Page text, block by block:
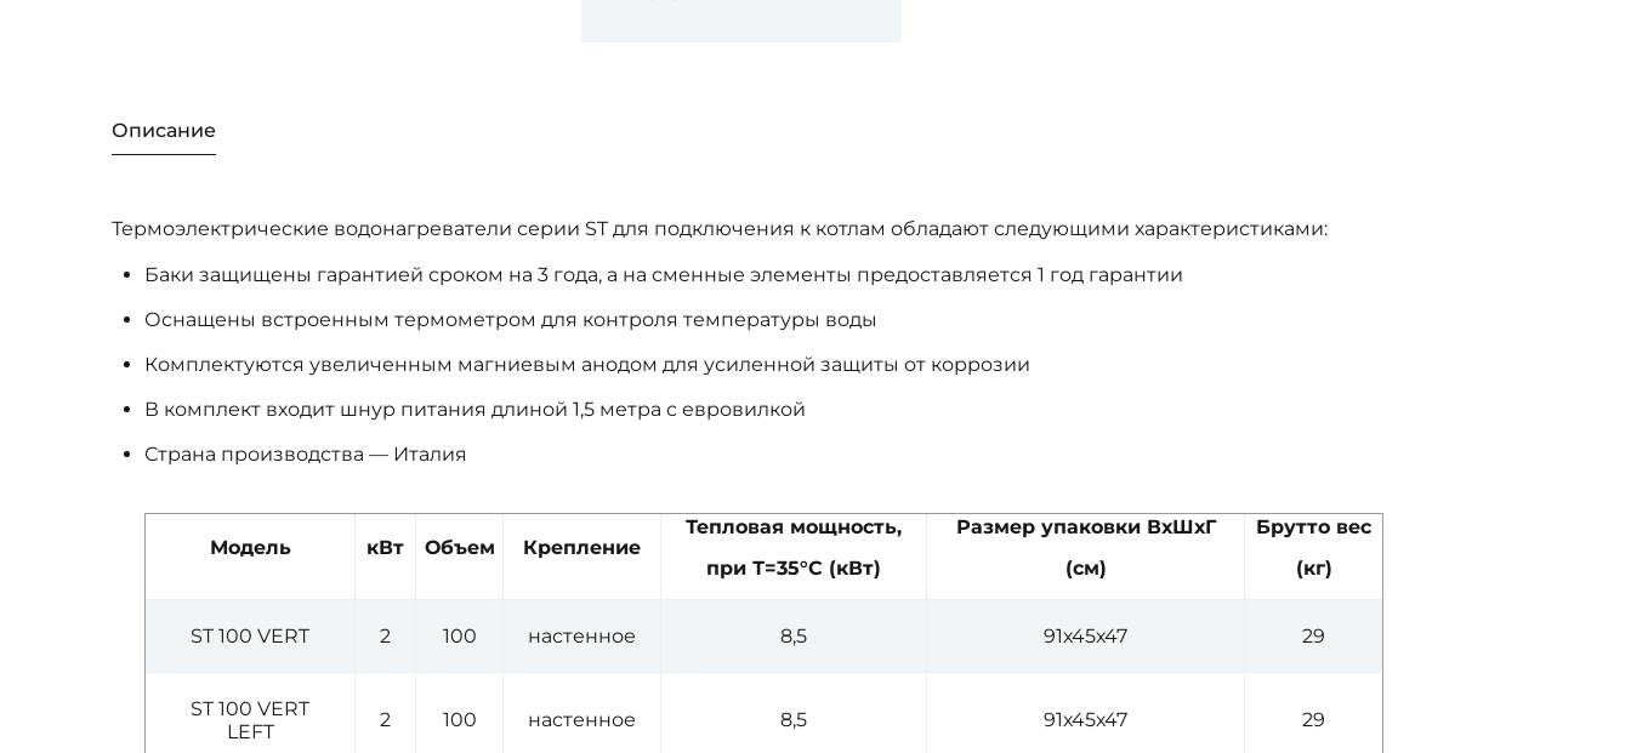
Описание
Термоэлектрические водонагреватели серии ST для подключения к котлам обладают следующими характеристиками:
Баки защищены гарантией сроком на 3 года, а на сменные элементы предоставляется 1 год гарантии
Оснащены встроенным термометром для контроля температуры воды
Комплектуются увеличенным магниевым анодом для усиленной защиты от коррозии
В комплект входит шнур питания длиной 1,5 метра с евровилкой
Страна производства — Италия
Модель кВт Объем Крепление
Тепловая мощность,
при Т=35°С (кВт)
Размер упаковки ВхШхГ
(см)
Брутто вес
(кг)
ST 100 VERT 2 100 настенное 8,5 91х45х47 29
ST 100 VERT
LEFT
2 100 настенное 8,5 91х45х47 29